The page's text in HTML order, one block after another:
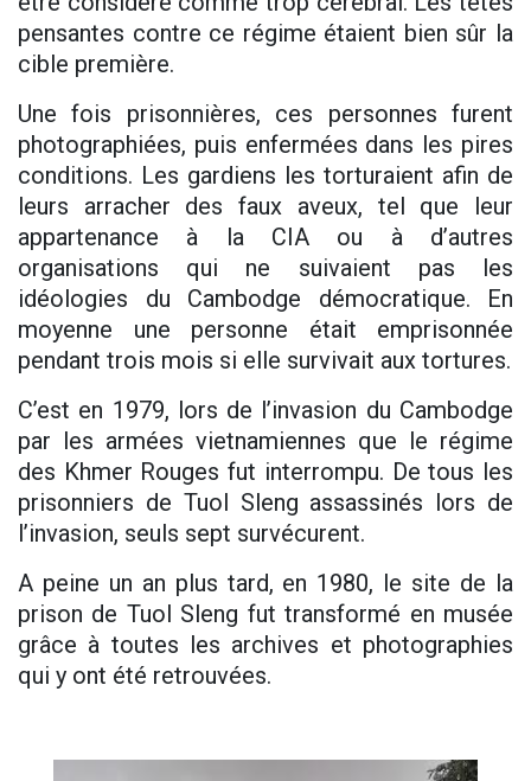
pensantes contre ce régime étaient bien sûr la
cible première.
Une fois prisonnières, ces personnes furent
photographiées, puis enfermées dans les pires
conditions. Les gardiens les torturaient afin de
leurs arracher des faux aveux, tel que leur
appartenance à la CIA ou à d’autres
organisations qui ne suivaient pas les
idéologies du Cambodge démocratique. En
moyenne une personne était emprisonnée
pendant trois mois si elle survivait aux tortures.
C’est en 1979, lors de l’invasion du Cambodge
par les armées vietnamiennes que le régime
des Khmer Rouges fut interrompu. De tous les
prisonniers de Tuol Sleng assassinés lors de
l’invasion, seuls sept survécurent.
A peine un an plus tard, en 1980, le site de la
prison de Tuol Sleng fut transformé en musée
grâce à toutes les archives et photographies
qui y ont été retrouvées.